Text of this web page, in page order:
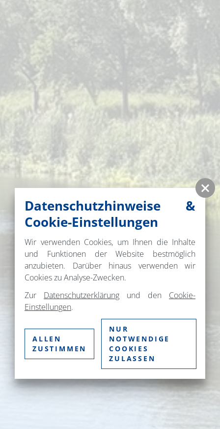
Datenschutzhinweise &
Cookie-Einstellungen
Wir verwenden Cookies, um Ihnen die Inhalte
und Funktionen der Website bestmöglich
anzubieten. Darüber hinaus verwenden wir
Cookies zu Analyse-Zwecken.
Zur Datenschutzerklärung und den Cookie-
Einstellungen.
ALLEN
ZUSTIMMEN
NUR
NOTWENDIGE
COOKIES
ZULASSEN